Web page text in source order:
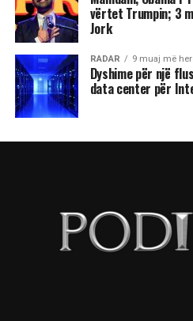
vërtet Trumpin; 3
Jork
RADAR 9 muaj më
Dyshime për një
data center për